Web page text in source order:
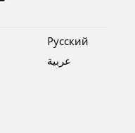
Pусский
عربية